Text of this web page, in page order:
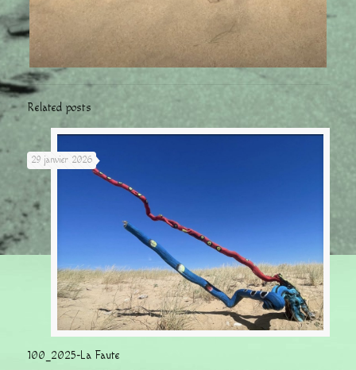
Related posts
29 janvier 2026
100_2025-La Faute